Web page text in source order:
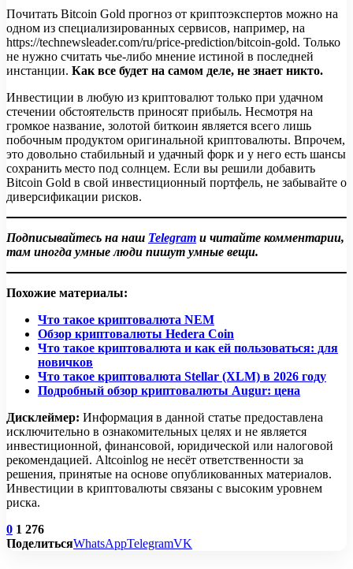
Почитать Bitcoin Gold прогноз от криптоэкспертов можно на
одном из специализированных сервисов, например, на
https://technewsleader.com/ru/price-prediction/bitcoin-gold. Только
не нужно считать чье-либо мнение истиной в последней
инстанции. Как все будет на самом деле, не знает никто.
Инвестиции в любую из криптовалют только при удачном
стечении обстоятельств приносят прибыль. Несмотря на
громкое название, золотой биткоин является всего лишь
побочным продуктом оригинальной криптовалюты. Впрочем,
это довольно стабильный и удачный форк и у него есть шансы
сохранить место под солнцем. Если вы решили добавить
Bitcoin Gold в свой инвестиционный портфель, не забывайте о
диверсификации рисков.
Подписывайтесь на наш Telegram и читайте комментарии,
там иногда умные люди пишут умные вещи.
Похожие материалы:
Что такое криптовалюта NEM
Обзор криптовалюты Hedera Coin
Что такое криптовалюта и как ей пользоваться: для
новичков
Что такое криптовалюта Stellar (XLM) в 2026 году
Подробный обзор криптовалюты Augur: цена
Дисклеймер: Информация в данной статье предоставлена
исключительно в ознакомительных целях и не является
инвестиционной, финансовой, юридической или налоговой
рекомендацией. Altcoinlog не несёт ответственности за
решения, принятые на основе опубликованных материалов.
Инвестиции в криптовалюты связаны с высоким уровнем
риска.
0 1 276
ПоделитьсяWhatsAppTelegramVK